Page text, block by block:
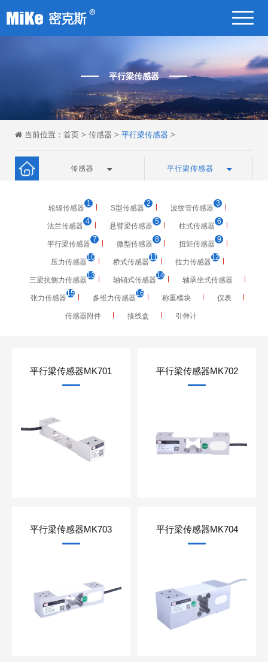
平行梁传感器
当前位置： 首页 > 传感器 > 平行梁传感器 >
传感器 平行梁传感器
轮辐传感器
1
S型传感器
2
波纹管传感器
3
法兰传感器
4
悬臂梁传感器
5
柱式传感器
6
平行梁传感器
7
微型传感器
8
扭矩传感器
9
压力传感器
10
桥式传感器
11
拉力传感器
12
三梁抗侧力传感器
13
轴销式传感器
14
轴承坐式传感器
张力传感器
15
多维力传感器
16
称重模块 仪表
传感器附件 接线盒 引伸计
平行梁传感器MK701 平行梁传感器MK702
平行梁传感器MK703 平行梁传感器MK704